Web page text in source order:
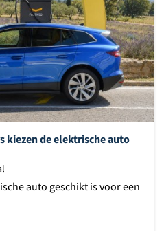
kiezen de elektrische auto
auto geschikt is voor een